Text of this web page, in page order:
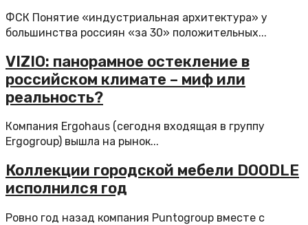
ФСК Понятие «индустриальная архитектура» у
большинства россиян «за 30» положительных...
VIZIO: панорамное остекление в
российском климате – миф или
реальность?
Компания Ergohaus (сегодня входящая в группу
Ergogroup) вышла на рынок...
Коллекции городской мебели DOODLE
исполнился год
Ровно год назад компания Puntogroup вместе с